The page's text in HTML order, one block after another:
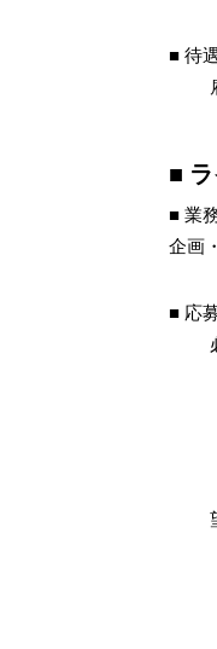
待
業
企画
応